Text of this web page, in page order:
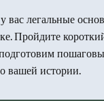
вас легальные
Пройдите
вашей истории.